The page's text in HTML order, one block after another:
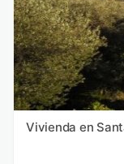
Vivienda en